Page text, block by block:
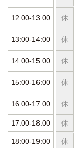
12:00-13:00 休
13:00-14:00 休
14:00-15:00 休
15:00-16:00 休
16:00-17:00 休
17:00-18:00 休
18:00-19:00 休